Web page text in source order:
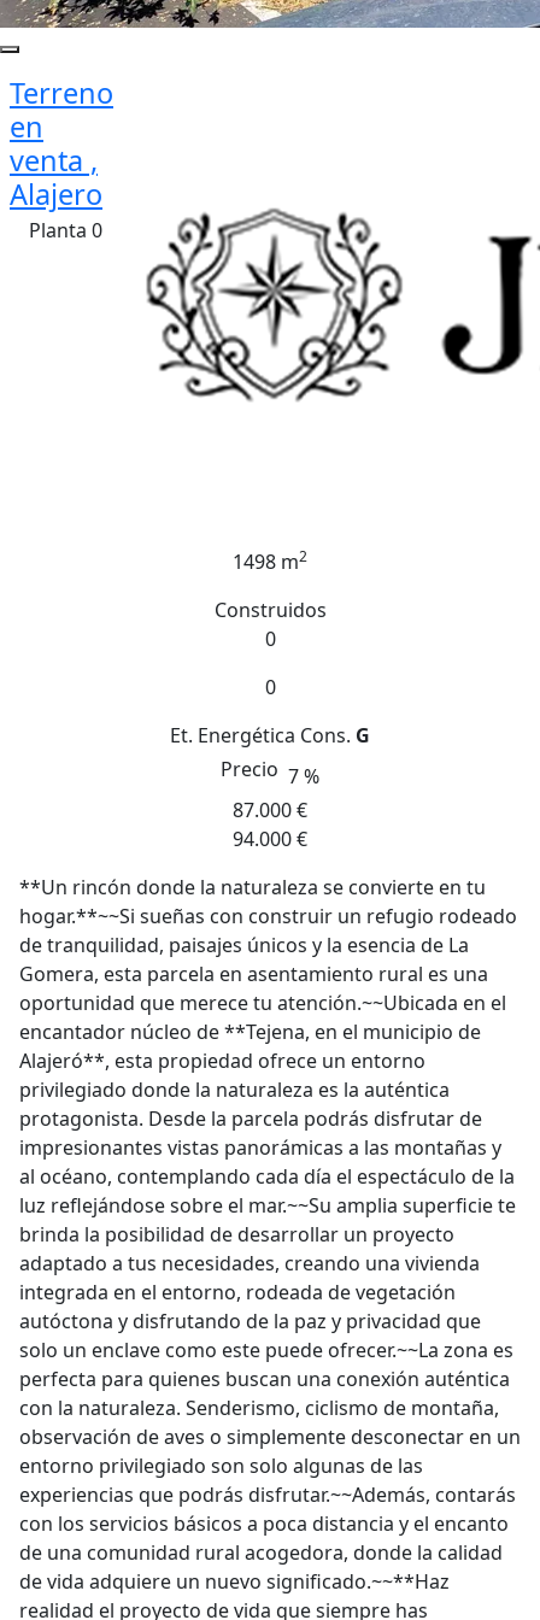
Terreno
en
venta ,
Alajero
Planta 0
1498 m2
Construidos
0
0
Et. Energética Cons. G
Precio 7 %
87.000 €
94.000 €
**Un rincón donde la naturaleza se convierte en tu
hogar.**~~Si sueñas con construir un refugio rodeado
de tranquilidad, paisajes únicos y la esencia de La
Gomera, esta parcela en asentamiento rural es una
oportunidad que merece tu atención.~~Ubicada en el
encantador núcleo de **Tejena, en el municipio de
Alajeró**, esta propiedad ofrece un entorno
privilegiado donde la naturaleza es la auténtica
protagonista. Desde la parcela podrás disfrutar de
impresionantes vistas panorámicas a las montañas y
al océano, contemplando cada día el espectáculo de la
luz reflejándose sobre el mar.~~Su amplia superficie te
brinda la posibilidad de desarrollar un proyecto
adaptado a tus necesidades, creando una vivienda
integrada en el entorno, rodeada de vegetación
autóctona y disfrutando de la paz y privacidad que
solo un enclave como este puede ofrecer.~~La zona es
perfecta para quienes buscan una conexión auténtica
con la naturaleza. Senderismo, ciclismo de montaña,
observación de aves o simplemente desconectar en un
entorno privilegiado son solo algunas de las
experiencias que podrás disfrutar.~~Además, contarás
con los servicios básicos a poca distancia y el encanto
de una comunidad rural acogedora, donde la calidad
de vida adquiere un nuevo significado.~~**Haz
realidad el proyecto de vida que siempre has